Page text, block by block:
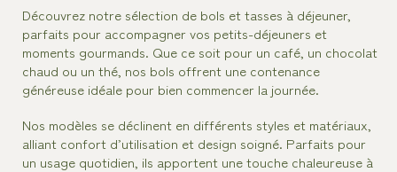
Découvrez notre sélection de bols et tasses à déjeuner,
parfaits pour accompagner vos petits-déjeuners et
moments gourmands. Que ce soit pour un café, un chocolat
chaud ou un thé, nos bols offrent une contenance
généreuse idéale pour bien commencer la journée.
Nos modèles se déclinent en différents styles et matériaux,
alliant confort d’utilisation et design soigné. Parfaits pour
un usage quotidien, ils apportent une touche chaleureuse à